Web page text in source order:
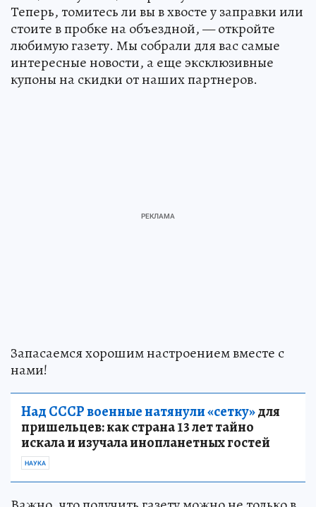
Теперь, томитесь ли вы в хвосте у заправки или
стоите в пробке на объездной, — откройте
любимую газету. Мы собрали для вас самые
интересные новости, а еще эксклюзивные
купоны на скидки от наших партнеров.
Запасаемся хорошим настроением вместе с
нами!
Над СССР военные натянули «сетку»для
пришельцев: как страна 13 лет тайно
искала и изучала инопланетных гостей
НАУКА